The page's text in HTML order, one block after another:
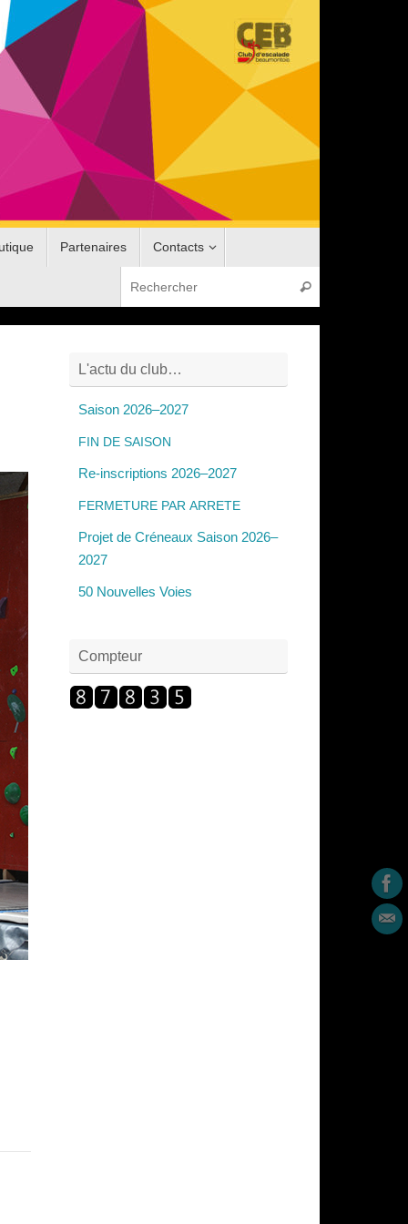
Partenaires Contacts
Rechercher
L'actu du club…
Saison 2026–2027
FIN DE SAISON
Re-inscriptions 2026–2027
FERMETURE PAR ARRETE
Projet de Créneaux Saison 2026–
2027
50 Nouvelles Voies
Compteur